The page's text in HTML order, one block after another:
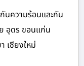
ความร้อนและกัน
อุดร ขอนแก่น
เชียงใหม่